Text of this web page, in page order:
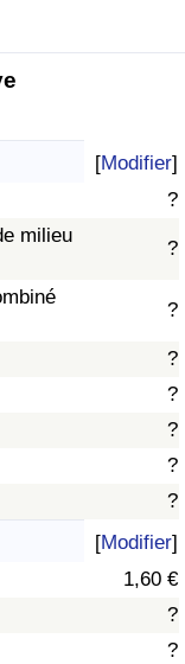
[Modifier]
?
milieu
?
?
?
?
?
?
?
[Modifier]
1,60 €
?
?